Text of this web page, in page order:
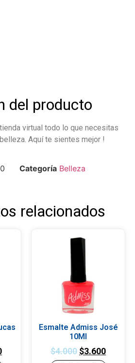
del producto
virtual todo lo que necesitas
Aquí te sientes mejor !
Categoría Belleza
relacionados
Esmalte Admiss José
10Ml
$4.000 $3.600